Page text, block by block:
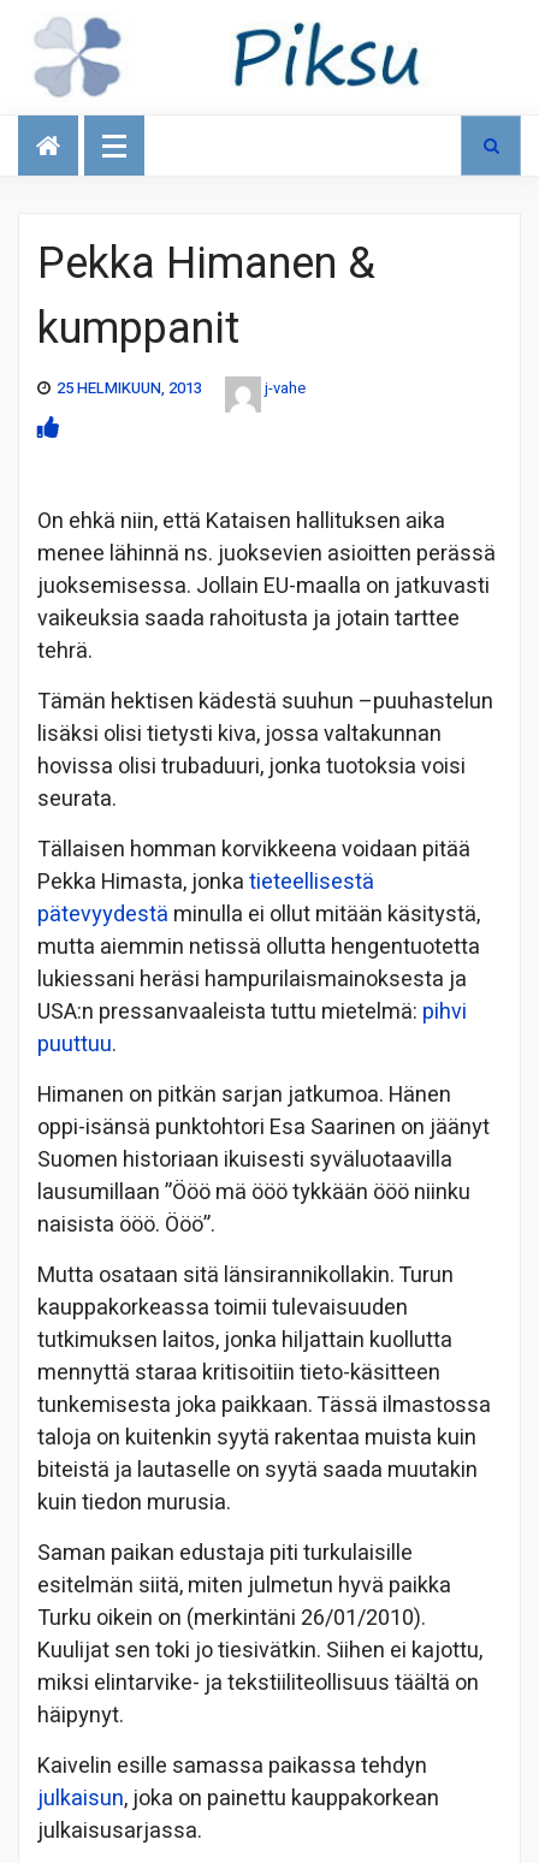
Talous
Pekka Himanen &
kumppanit
25 HELMIKUUN, 2013 j-vahe
On ehkä niin, että Kataisen hallituksen aika
menee lähinnä ns. juoksevien asioitten perässä
juoksemisessa. Jollain EU-maalla on jatkuvasti
vaikeuksia saada rahoitusta ja jotain tarttee
tehrä.
Tämän hektisen kädestä suuhun –puuhastelun
lisäksi olisi tietysti kiva, jossa valtakunnan
hovissa olisi trubaduuri, jonka tuotoksia voisi
seurata.
Tällaisen homman korvikkeena voidaan pitää
Pekka Himasta, jonkatieteellisestä
pätevyydestä minulla ei ollut mitään käsitystä,
mutta aiemmin netissä ollutta hengentuotetta
lukiessani heräsi hampurilaismainoksesta ja
USA:n pressanvaaleista tuttu mietelmä: pihvi
puuttuu.
Himanen on pitkän sarjan jatkumoa. Hänen
oppi-isänsä punktohtori Esa Saarinen on jäänyt
Suomen historiaan ikuisesti syväluotaavilla
lausumillaan ”Ööö mä ööö tykkään ööö niinku
naisista ööö. Ööö”.
Mutta osataan sitä länsirannikollakin. Turun
kauppakorkeassa toimii tulevaisuuden
tutkimuksen laitos, jonka hiljattain kuollutta
mennyttä staraa kritisoitiin tieto-käsitteen
tunkemisesta joka paikkaan. Tässä ilmastossa
taloja on kuitenkin syytä rakentaa muista kuin
biteistä ja lautaselle on syytä saada muutakin
kuin tiedon murusia.
Saman paikan edustaja piti turkulaisille
esitelmän siitä, miten julmetun hyvä paikka
Turku oikein on (merkintäni 26/01/2010).
Kuulijat sen toki jo tiesivätkin. Siihen ei kajottu,
miksi elintarvike- ja tekstiiliteollisuus täältä on
häipynyt.
Kaivelin esille samassa paikassa tehdyn
julkaisun, joka on painettu kauppakorkean
julkaisusarjassa.